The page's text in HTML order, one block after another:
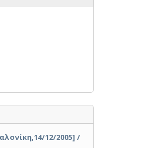
12/2005] /